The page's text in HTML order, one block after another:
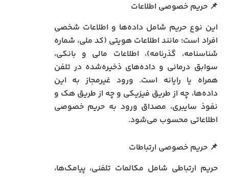
📌 حریم خصوصی اطلاعات
این نوع حریم شامل داده‌ها و اطلاعات شخصی
افراد است؛ مانند اطلاعات هویتی (کد ملی، شماره
شناسنامه، گذرنامه)، اطلاعات مالی و بانکی،
سوابق درمانی و داده‌های ذخیره‌شده در تلفن
همراه یا رایانه است. ورود غیرمجاز به این
داده‌ها، چه از طریق فیزیکی و چه از طریق هک و
نفوذ سایبری، مصداق ورود به حریم خصوصی
اطلاعاتی محسوب می‌شود.
📌 حریم خصوصی ارتباطات
حریم ارتباطی شامل مکالمات تلفنی، پیامک‌ها،